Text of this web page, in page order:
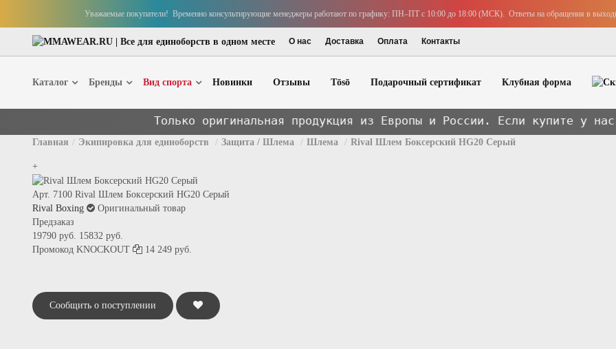
Уважаемые покупатели! Временно консультирующие менеджеры работают по графику: ПН–ПТ с 10:00 до 18:00 (МСК). Ответы на обращения в
О нас Доставка Оплата Контакты
Каталог Бренды Вид спорта
Пояса для кимоно
Штаны для кимоно
Рашгарды
Компрессионные штаны
Компрессионные шорты
Женские Кимоно
Новинки Отзывы Tōsō Подарочный сертификат Клубная форма
Только оригинальная продукция из Европы и России. Если купите у нас фейк
Главная Экипировка для единоборств Защита / Шлема Шлема Rival Шлем Боксерский HG20 Серый
+
Арт. 7100 Rival Шлем Боксерский HG20 Серый
Rival Boxing
Оригинальный товар
Предзаказ
19790 руб. 15832 руб.
Промокод KNOCKOUT 14 249 руб.
Сообщить о поступлении